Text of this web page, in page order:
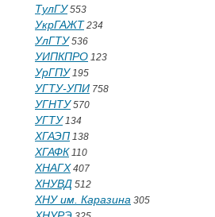
ТулГУ553
УкрГАЖТ 234
УлГТУ536
УИПКПРО 123
УрГПУ195
УГТУ-УПИ 758
УГНТУ570
УГТУ134
ХГАЭП 138
ХГАФК 110
ХНАГХ 407
ХНУВД 512
ХНУ им. Каразина 305